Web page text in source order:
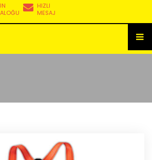
HIZLI
MESAJ